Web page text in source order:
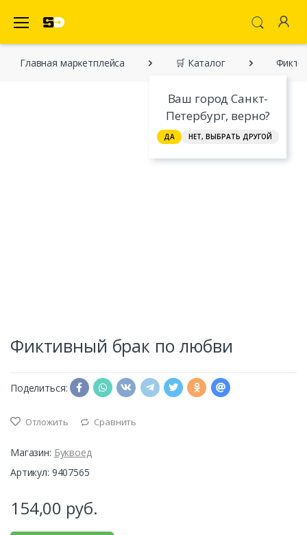
Ваш город Санкт-
Петербург, верно?
ДА НЕТ, ВЫБРАТЬ ДРУГОЙ
Главная марĸетплейса 🛒 Каталог
Фиктивный брак по любви
Поделиться:
Отложить Сравнить
Магазин: Буквоед
Артикул: 9407565
154,00 руб.